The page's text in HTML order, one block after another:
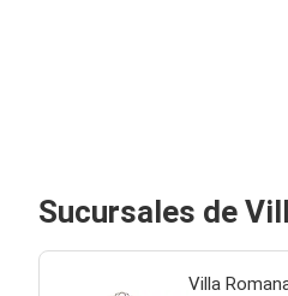
Sucursales de
Villa